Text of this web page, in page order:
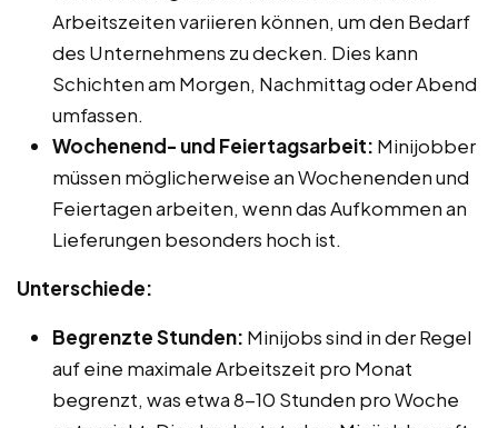
Arbeitszeiten variieren können, um den Bedarf
des Unternehmens zu decken. Dies kann
Schichten am Morgen, Nachmittag oder Abend
umfassen.
Wochenend- und Feiertagsarbeit: Minijobber
müssen möglicherweise an Wochenenden und
Feiertagen arbeiten, wenn das Aufkommen an
Lieferungen besonders hoch ist.
Unterschiede:
Begrenzte Stunden: Minijobs sind in der Regel
auf eine maximale Arbeitszeit pro Monat
begrenzt, was etwa 8-10 Stunden pro Woche